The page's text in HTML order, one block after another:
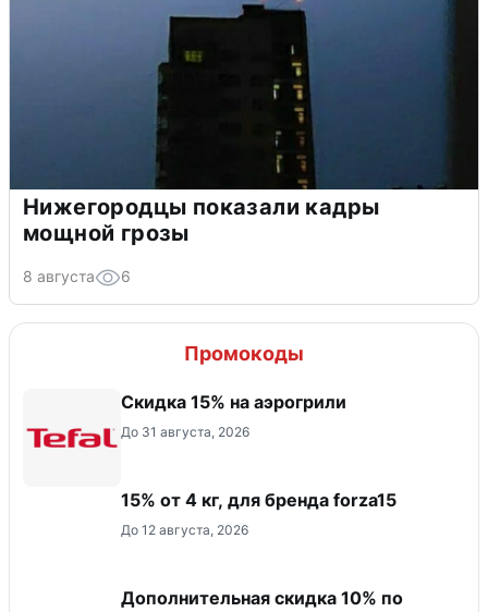
Нижегородцы показали кадры
мощной грозы
8 августа 6
Промокоды
Скидка 15% на аэрогрили
До 31 августа, 2026
15% от 4 кг, для бренда forza15
До 12 августа, 2026
Дополнительная скидка 10% по